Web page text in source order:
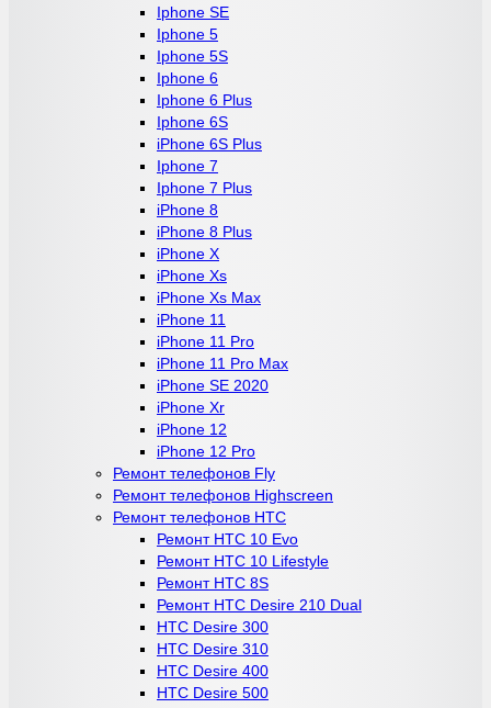
Iphone SE
Iphone 5
Iphone 5S
Iphone 6
Iphone 6 Plus
Iphone 6S
iPhone 6S Plus
Iphone 7
Iphone 7 Plus
iPhone 8
iPhone 8 Plus
iPhone X
iPhone Xs
iPhone Xs Max
iPhone 11
iPhone 11 Pro
iPhone 11 Pro Max
iPhone SE 2020
iPhone Xr
iPhone 12
iPhone 12 Pro
Ремонт телефонов Fly
Ремонт телефонов Highscreen
Ремонт телефонов HTC
Ремонт HTC 10 Evo
Ремонт HTC 10 Lifestyle
Ремонт HTC 8S
Ремонт HTC Desire 210 Dual
HTC Desire 300
HTC Desire 310
HTC Desire 400
HTC Desire 500